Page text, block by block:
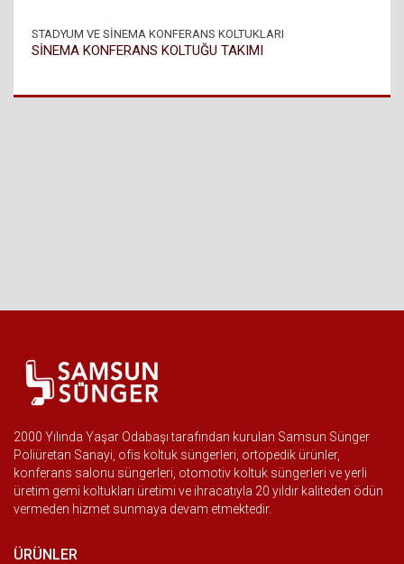
STADYUM VE SİNEMA KONFERANS KOLTUKLARI
SİNEMA KONFERANS KOLTUĞU TAKIMI
2000 Yılında Yaşar Odabaşı tarafından kurulan Samsun Sünger
Poliüretan Sanayi, ofis koltuk süngerleri, ortopedik ürünler,
konferans salonu süngerleri, otomotiv koltuk süngerleri ve yerli
üretim gemi koltukları üretimi ve ihracatıyla 20 yıldır kaliteden ödün
vermeden hizmet sunmaya devam etmektedir.
ÜRÜNLER